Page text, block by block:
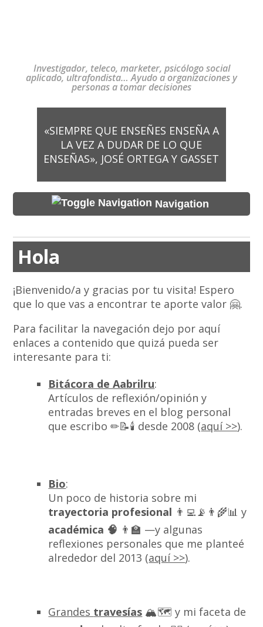
Investigador, teleco, marketer, psicólogo social
aplicado, ultrafondista… Ayudo a organizaciones y
personas a tomar decisiones
«SIEMPRE QUE ENSEÑES ENSEÑA A
LA VEZ A DUDAR DE LO QUE
ENSEÑAS», JOSÉ ORTEGA Y GASSET
Navigation
Hola
¡Bienvenido/a y gracias por tu visita! Espero
que lo que vas a encontrar te aporte valor 🤗.
Para facilitar la navegación dejo por aquí
enlaces a contenido que quizá pueda ser
interesante para ti:
Bitácora de Aabrilru:
Artículos de reflexión/opinión y
entradas breves en el blog personal
que escribo ✏📝🕯 desde 2008 (aquí >>).
Bio:
Un poco de historia sobre mi
trayectoria profesional 👨‍💻📡👨‍🌾📊 y
académica 🧠 👨‍🏫 —y algunas
reflexiones personales que me planteé
alrededor del 2013 (aquí >>).
Grandes travesías 🏔🗺 y mi faceta de